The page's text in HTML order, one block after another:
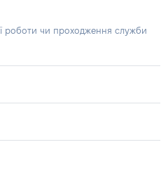
роботи чи проходження служби